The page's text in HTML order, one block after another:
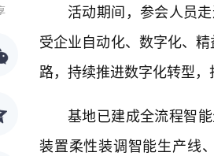
活动期间，参会人员
受企业自动化、数字化、
路，持续推进数字化转型
基地已建成全流程智
装置柔性装调智能生产线